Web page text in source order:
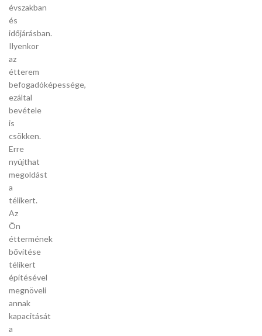
évszakban
és
időjárásban.
Ilyenkor
az
étterem
befogadóképessége,
ezáltal
bevétele
is
csökken.
Erre
nyújthat
megoldást
a
télikert.
Az
Ön
éttermének
bővítése
télikert
építésével
megnöveli
annak
kapacitását
a